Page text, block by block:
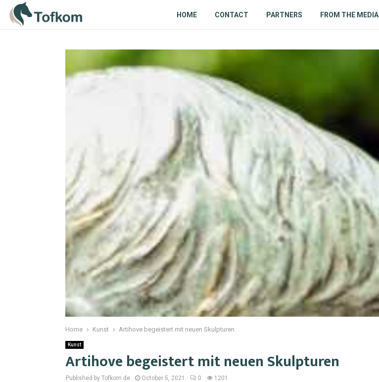
HOME CONTACT PARTNERS FROM THE MEDIA
Home Kunst Artihove begeistert mit neuen Skulpturen
Kunst
Artihove begeistert mit neuen Skulpturen
Published by Tofkom.de October 5, 2021 0 1201